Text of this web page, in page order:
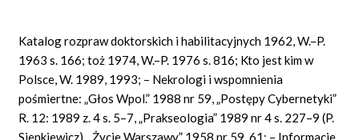
Katalog rozpraw doktorskich i habilitacyjnych 1962, W.–P.
1963 s. 166; toż 1974, W.–P. 1976 s. 816; Kto jest kim w
Polsce, W. 1989, 1993; – Nekrologi i wspomnienia
pośmiertne: „Głos Wpol.” 1988 nr 59, „Postępy Cybernetyki”
R. 12: 1989 z. 4 s. 5–7, „Prakseologia” 1989 nr 4 s. 227–9 (P.
Sienkiewicz), „Życie Warszawy” 1958 nr 59, 61; – Informacje